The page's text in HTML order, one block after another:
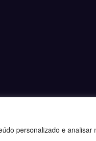
personalizado e